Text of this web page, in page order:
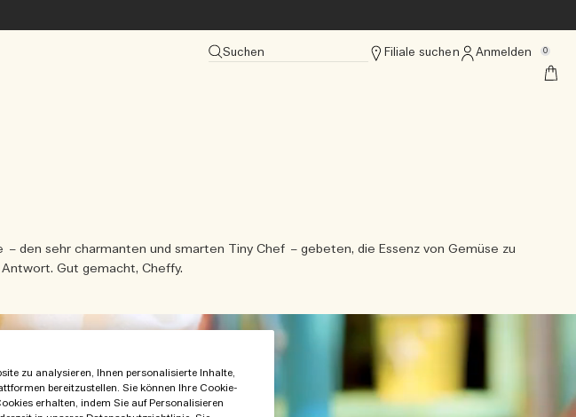
Suchen Filiale suchen Anmelden 0
den sehr charmanten und smarten Tiny Chef – gebeten, die Essenz von Gemüse zu
Gut gemacht, Cheffy.
zu analysieren, Ihnen personalisierte Inhalte,
bereitzustellen. Sie können Ihre Cookie-
erhalten, indem Sie auf Personalisieren